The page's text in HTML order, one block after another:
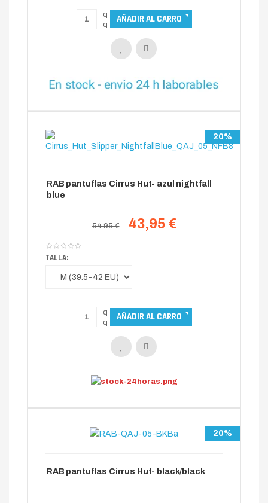
20%
RAB pantuflas Cirrus Hut- azul nightfall
blue
54.95 € 43,95 €
TALLA:
20%
RAB pantuflas Cirrus Hut- black/black